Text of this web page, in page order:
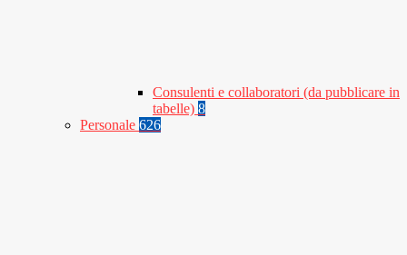
Consulenti e collaboratori (da pubblicare in
tabelle) 8
Personale 626